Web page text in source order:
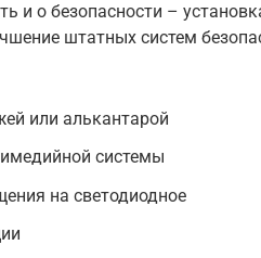
и о безопасности –
штатных систем
или алькантарой
системы
на светодиодное